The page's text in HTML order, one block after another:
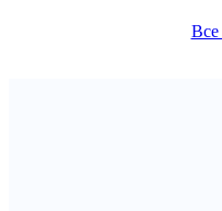
Все